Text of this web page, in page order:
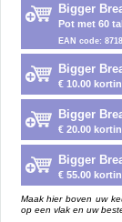
Bigger
Pot met 60
EAN code:
Bigger
€ 10.00
Bigger
€ 20.00
Bigger
€ 55.00
Maak hier boven uw
op een vlak en uw